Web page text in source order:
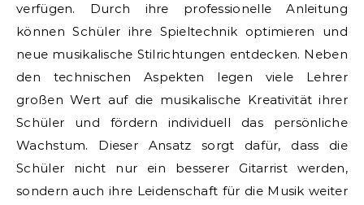
verfügen. Durch ihre professionelle Anleitung
können Schüler ihre Spieltechnik optimieren und
neue musikalische Stilrichtungen entdecken. Neben
den technischen Aspekten legen viele Lehrer
großen Wert auf die musikalische Kreativität ihrer
Schüler und fördern individuell das persönliche
Wachstum. Dieser Ansatz sorgt dafür, dass die
Schüler nicht nur ein besserer Gitarrist werden,
sondern auch ihre Leidenschaft für die Musik weiter